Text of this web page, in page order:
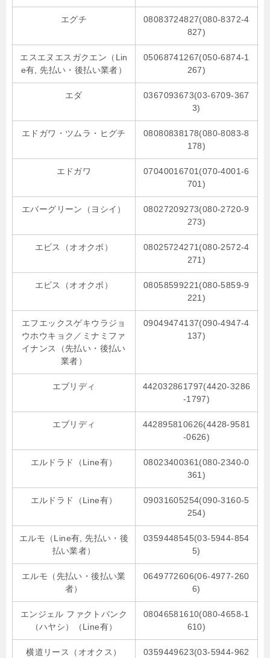
エグチ
08083724827(080-8372-4
827)
エスエヌエスガクエン（Lin
e有, 先払い・後払い業者）
05068741267(050-6874-1
267)
エダ
0367093673(03-6709-367
3)
エドガワ・ツムラ・ヒグチ
08080838178(080-8083-8
178)
エドガワ
07040016701(070-4001-6
701)
エバーグリーン（ヨシイ）
08027209273(080-2720-9
273)
エビス（オオクボ）
08025724271(080-2572-4
271)
エビス（オオクボ）
08058599221(080-5859-9
221)
エフエックスゲキウラジョ
ウホウキョク／ミナミファ
イナンス（先払い・後払い
業者）
09049474137(090-4947-4
137)
エブリディ
442032861797(4420-3286
-1797)
エブリディ
442895810626(4428-9581
-0626)
エルドラド（Line有）
08023400361(080-2340-0
361)
エルドラド（Line有）
09031605254(090-3160-5
254)
エルモ（Line有, 先払い・後
払い業者）
0359448545(03-5944-854
5)
エルモ（先払い・後払い業
者）
0649772606(06-4977-260
6)
エンジェル ファクトバンク
（ハヤシ）（Line有）
08046581610(080-4658-1
610)
横道リース（オオクス）
0359449623(03-5944-962